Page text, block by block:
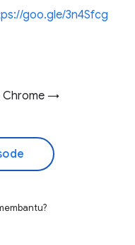
goo.gle/3n4Sfcg
Chrome →